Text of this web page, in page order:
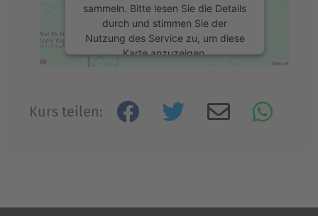
sammeln. Bitte lesen Sie die Details
durch und stimmen Sie der
Nutzung des Service zu, um diese
Karte anzuzeigen.
Kurs teilen: